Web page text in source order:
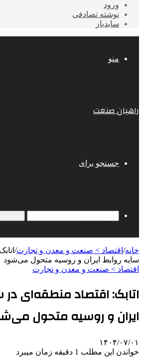
ورود
نوشته تصادفی
سایدبار
منو
راهیان صنعت
جستجو برای
خانه/ اقتصاد > صنعت و معدن و تجارت/
سایه روابط ایران و روسیه متحول می‌شود
اقتصاد > صنعت و معدن و تجارت
اتابک: اقتصاد منطقه‌ای در
ایران و روسیه متحول
۱۴۰۴/۰۷/۰۱
خواندن این مطلب 1 دقیقه زمان میبرد